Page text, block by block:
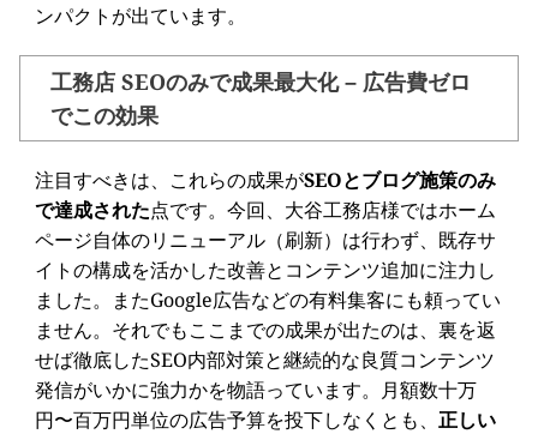
ンパクトが出ています。
工務店 SEOのみで成果最大化 – 広告費ゼロ
でこの効果
注目すべきは、これらの成果がSEOとブログ施策のみ
で達成された点です。今回、大谷工務店様ではホーム
ページ自体のリニューアル（刷新）は行わず、既存サ
イトの構成を活かした改善とコンテンツ追加に注力し
ました。またGoogle広告などの有料集客にも頼ってい
ません。それでもここまでの成果が出たのは、裏を返
せば徹底したSEO内部対策と継続的な良質コンテンツ
発信がいかに強力かを物語っています。月額数十万
円〜百万円単位の広告予算を投下しなくとも、 正しい